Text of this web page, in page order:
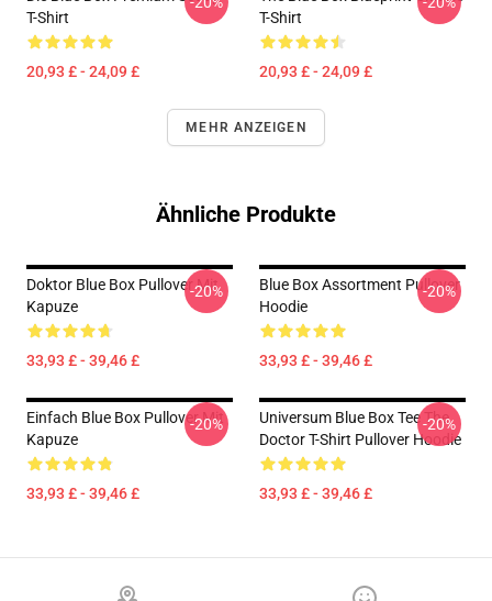
T-Shirt
20,93 £ - 24,09 £
T-Shirt
20,93 £ - 24,09 £
MEHR ANZEIGEN
Ähnliche Produkte
Doktor Blue Box Pullover Mit
Kapuze
33,93 £ - 39,46 £
-20%
Blue Box Assortment Pullover
Hoodie
33,93 £ - 39,46 £
-20%
Einfach Blue Box Pullover Mit
Kapuze
33,93 £ - 39,46 £
-20%
Universum Blue Box Tee The
Doctor T-Shirt Pullover Hoodie
33,93 £ - 39,46 £
-20%